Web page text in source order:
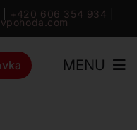
+420 606 354 934
MENU